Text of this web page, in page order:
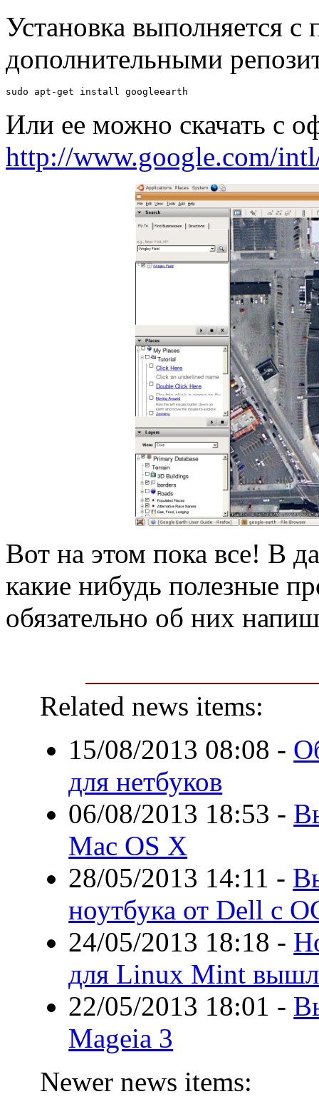
Установка выполняется
дополнительными
sudo apt-get install googleearth
Или ее можно скачать с
http://www.google.com/
Вот на этом пока все! В
какие нибудь полезные
обязательно об них
Related news items:
15/08/2013 08:08 -
для нетбуков
06/08/2013 18:53 -
Mac OS X
28/05/2013 14:11 -
ноутбука от Dell с
24/05/2013 18:18 -
для Linux Mint
22/05/2013 18:01 -
Mageia 3
Newer news items: